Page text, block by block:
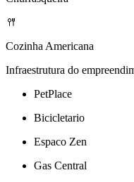
Cozinha Americana
Infraestrutura do
PetPlace
Bicicletario
Espaco Zen
Gas Central